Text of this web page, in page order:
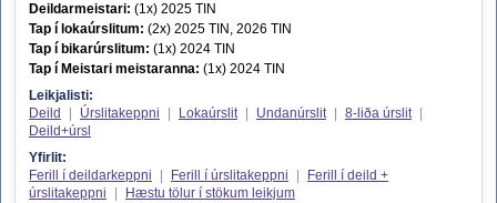
Deildarmeistari: (1x) 2025 TIN
Tap í lokaúrslitum: (2x) 2025 TIN, 2026 TIN
Tap í bikarúrslitum: (1x) 2024 TIN
Tap í Meistari meistaranna: (1x) 2024 TIN
Leikjalisti:
Deild
Úrslitakeppni Lokaúrslit Undanúrslit 8-liða úrslit
Deild+úrsl
Yfirlit:
Ferill í deildarkeppni
Ferill í úrslitakeppni
Ferill í deild +
úrslitakeppni
Hæstu tölur í stökum leikjum